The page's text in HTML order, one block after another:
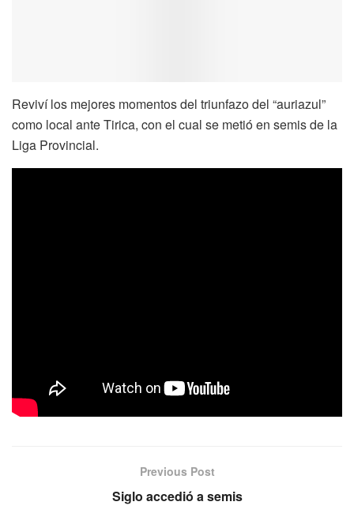
Reviví los mejores momentos del triunfazo del “auriazul”
como local ante Tirica, con el cual se metió en semis de la
Liga Provincial.
Previous Post
Siglo accedió a semis